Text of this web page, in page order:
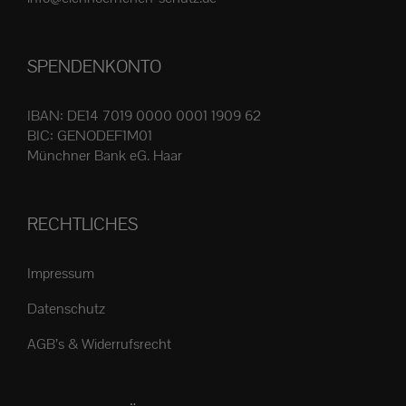
werden
SPENDENKONTO
IBAN: DE14 7019 0000 0001 1909 62
BIC: GENODEF1M01
Münchner Bank eG. Haar
RECHTLICHES
Impressum
Datenschutz
AGB’s & Widerrufsrecht